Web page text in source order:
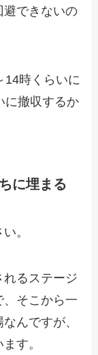
避できないの
14時くらいに
に撤収するか
に埋まる
。
るステージ
そこから一
んですが、
す。